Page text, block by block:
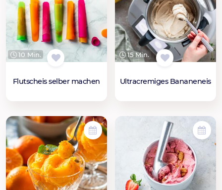
10 Min.
Flutscheis selber machen
15 Min.
Ultracremiges Bananeneis